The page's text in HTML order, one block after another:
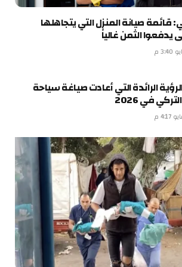
صيانة المنزل التي يتجاهلها
الثمن غالياً
الرائدة التي أعادت صياغة سياحة
في 2026